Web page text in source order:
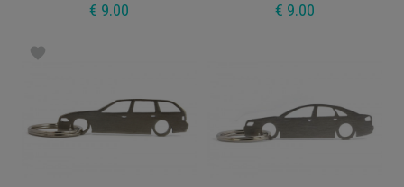
€ 9.00 € 9.00
favorite